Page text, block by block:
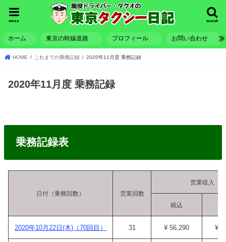
search
menu
ホーム 東京の幹線道路 プロフィール お問い合わせ
HOME これまでの乗務記録 2020年11月度 乗務記録
2020年11月度 乗務記録
乗務記録表
日付（乗務回数） 営業回数
営業収入
税込
2020年10月22日(木)（70回目） 31 ¥ 56,290 ¥